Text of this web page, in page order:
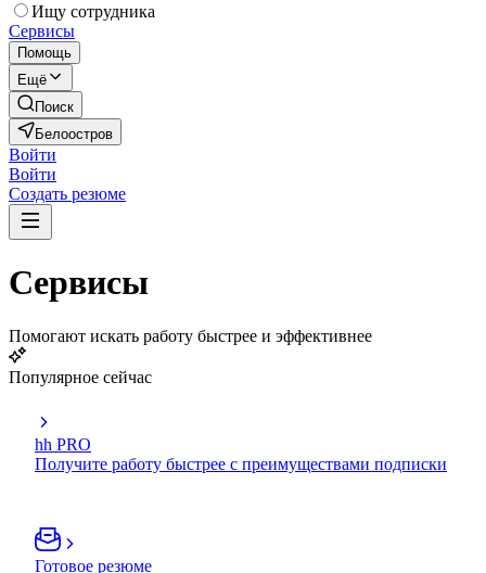
Ищу сотрудника
Сервисы
Помощь
Ещё
Поиск
Белоостров
Войти
Войти
Создать резюме
Сервисы
Помогают искать работу быстрее и эффективнее
Популярное сейчас
hh PRO
Получите работу быстрее с преимуществами подписки
Готовое резюме